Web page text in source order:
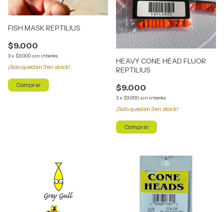
FISH MASK REPTILIUS
$9.000
3x $3.000 sin interés
¡Solo quedan 3en stock!
Comprar
HEAVY CONE HEAD FLUOR
REPTILIUS
$9.000
3x $3.000 sin interés
¡Solo quedan 3en stock!
Comprar